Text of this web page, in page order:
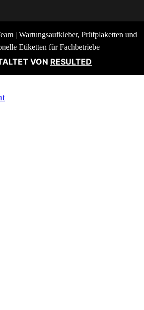
| Wartungsaufkleber, Prüfplaketten und
Etiketten für Fachbetriebe
VON RESULTED